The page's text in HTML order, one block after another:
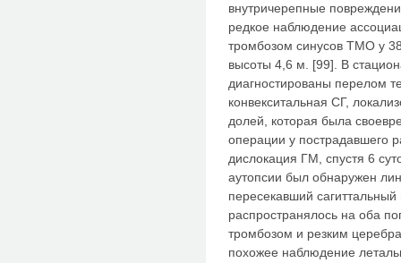
внутричерепные
редкое наблюдение
тромбозом синусов ТМО у
высоты 4,6 м. [99]. В
диагностированы перелом
конвекситальная СГ,
долей, которая была
операции у пострадавшего
дислокация ГМ, спустя 6
аутопсии был обнаружен
пересекавший
распространялось на оба
тромбозом и резким
похожее наблюдение